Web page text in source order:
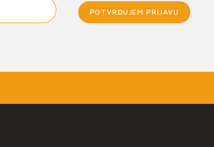
POTVRĐUJEM PRIJAVU